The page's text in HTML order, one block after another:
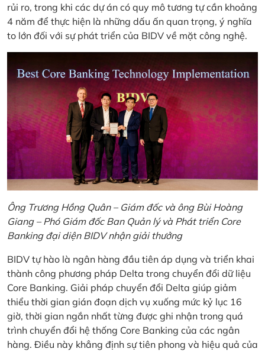
rủi ro, trong khi các dự án có quy mô tương tự cần khoảng
4 năm để thực hiện là những dấu ấn quan trọng, ý nghĩa
to lớn đối với sự phát triển của BIDV về mặt công nghệ.
Ông Trương Hồng Quân – Giám đốc và ông Bùi Hoàng
Giang – Phó Giám đốc Ban Quản lý và Phát triển Core
Banking đại diện BIDV nhận giải thưởng
BIDV tự hào là ngân hàng đầu tiên áp dụng và triển khai
thành công phương pháp Delta trong chuyển đổi dữ liệu
Core Banking. Giải pháp chuyển đổi Delta giúp giảm
thiểu thời gian gián đoạn dịch vụ xuống mức kỷ lục 16
giờ, thời gian ngắn nhất từng được ghi nhận trong quá
trình chuyển đổi hệ thống Core Banking của các ngân
hàng. Điều này khẳng định sự tiên phong và hiệu quả của